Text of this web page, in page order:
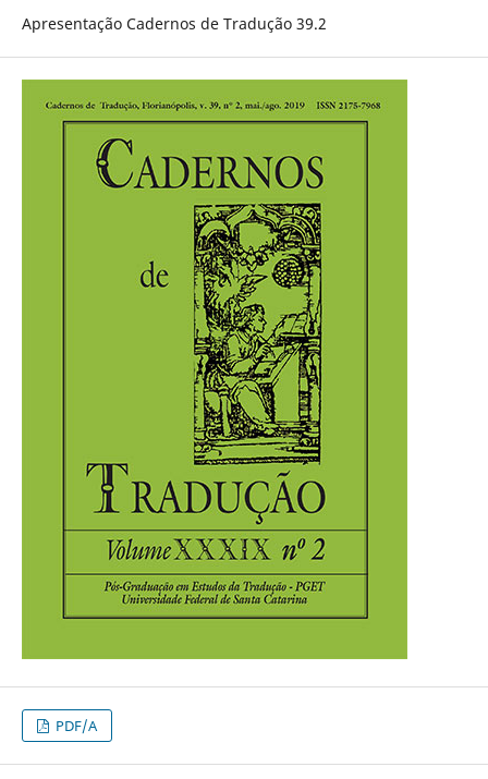
Apresentação Cadernos de Tradução 39.2
PDF/A